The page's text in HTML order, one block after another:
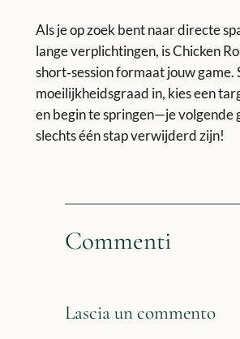
Als je op zoek bent naar directe
lange verplichtingen, is Chicken
short‑session formaat jouw game.
moeilijkheidsgraad in, kies een
en begin te springen—je volgende
slechts één stap verwijderd zijn!
Commenti
Lascia un commento